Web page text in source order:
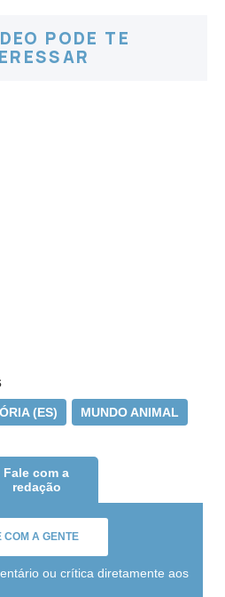
PODE TE
(ES) MUNDO ANIMAL
Fale com a
redação
COM A GENTE
ou crítica diretamente aos